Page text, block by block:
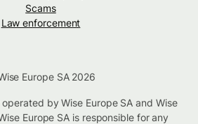
Scams
Law enforcement
Europe SA 2026
by Wise Europe SA and Wise
Europe SA is responsible for any